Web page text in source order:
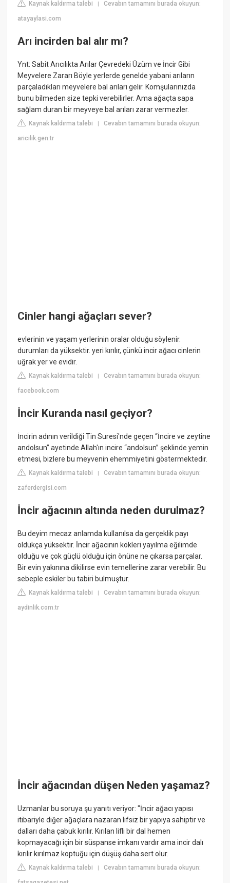
Kaynak kaldırma talebi |Cevabın tamamını burada okuyun:
atayaylasi.com
Arı incirden bal alır mı?
Ynt: Sabit Arıcılıkta Arılar Çevredeki Üzüm ve İncir Gibi
Meyvelere Zararı Böyle yerlerde genelde yabani arıların
parçaladıkları meyvelere bal arıları gelir. Komşularınızda
bunu bilmeden size tepki verebilirler. Ama ağaçta sapa
sağlam duran bir meyveye bal arıları zarar vermezler.
Kaynak kaldırma talebi |Cevabın tamamını burada okuyun:
aricilik.gen.tr
Cinler hangi ağaçları sever?
evlerinin ve yaşam yerlerinin oralar olduğu söylenir.
durumları da yüksektir. yeri kırılır, çünkü incir ağacı cinlerin
uğrak yer ve evidir.
Kaynak kaldırma talebi |Cevabın tamamını burada okuyun:
facebook.com
İncir Kuranda nasıl geçiyor?
İncirin adının verildiği Tin Suresi'nde geçen “İncire ve zeytine
andolsun” ayetinde Allah'ın incire “andolsun” şeklinde yemin
etmesi, bizlere bu meyvenin ehemmiyetini göstermektedir.
Kaynak kaldırma talebi |Cevabın tamamını burada okuyun:
zaferdergisi.com
İncir ağacının altında neden durulmaz?
Bu deyim mecaz anlamda kullanılsa da gerçeklik payı
oldukça yüksektir. İncir ağacının kökleri yayılma eğilimde
olduğu ve çok güçlü olduğu için önüne ne çıkarsa parçalar.
Bir evin yakınına dikilirse evin temellerine zarar verebilir. Bu
sebeple eskiler bu tabiri bulmuştur.
Kaynak kaldırma talebi |Cevabın tamamını burada okuyun:
aydinlik.com.tr
İncir ağacından düşen Neden yaşamaz?
Uzmanlar bu soruya şu yanıtı veriyor: "İncir ağacı yapısı
itibariyle diğer ağaçlara nazaran lifsiz bir yapıya sahiptir ve
dalları daha çabuk kırılır. Kırılan lifli bir dal hemen
kopmayacağı için bir süspanse imkanı vardır ama incir dalı
kırılır kırılmaz koptuğu için düşüş daha sert olur.
Kaynak kaldırma talebi |Cevabın tamamını burada okuyun: